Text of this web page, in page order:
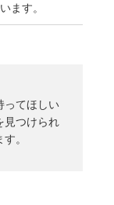
ます。
ってほしい
見つけられ
。